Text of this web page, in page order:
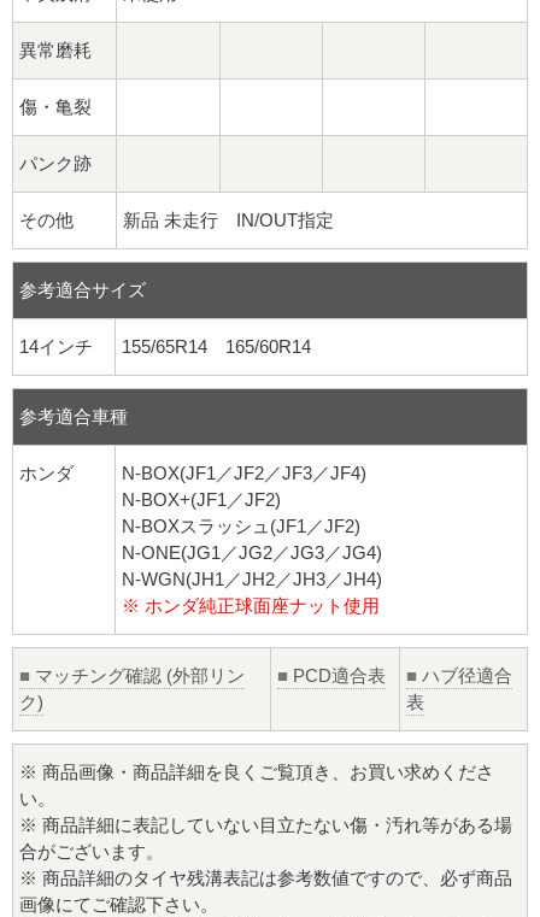
異常磨耗
傷・亀裂
パンク跡
その他 新品 未走行 IN/OUT指定
参考適合サイズ
14インチ 155/65R14 165/60R14
参考適合車種
ホンダ
N-BOX(JF1／JF2／JF3／JF4)
N-BOX+(JF1／JF2)
N-BOXスラッシュ(JF1／JF2)
N-ONE(JG1／JG2／JG3／JG4)
N-WGN(JH1／JH2／JH3／JH4)
※ ホンダ純正球面座ナット使用
■ マッチング確認 (外部リン
ク)
■ PCD適合表 ■ ハブ径適合
表
※ 商品画像・商品詳細を良くご覧頂き、お買い求めくださ
い。
※ 商品詳細に表記していない目立たない傷・汚れ等がある場
合がございます。
※ 商品詳細のタイヤ残溝表記は参考数値ですので、必ず商品
画像にてご確認下さい。